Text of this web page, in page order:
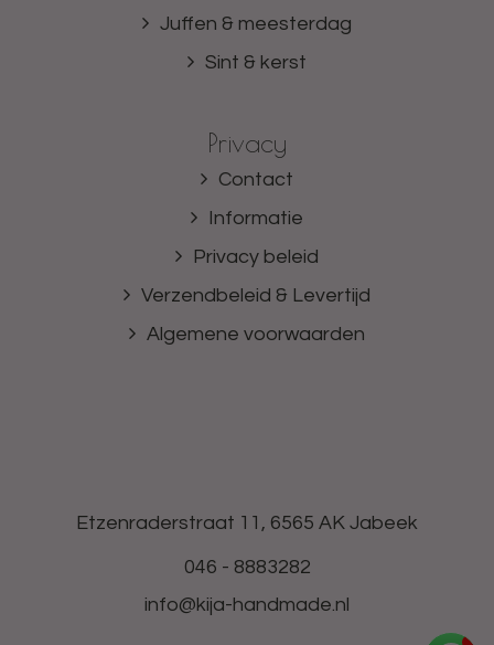
Juffen & meesterdag
Sint & kerst
Privacy
Contact
Informatie
Privacy beleid
Verzendbeleid & Levertijd
Algemene voorwaarden
Etzenraderstraat 11, 6565 AK Jabeek
046 - 8883282
info@kija-handmade.nl